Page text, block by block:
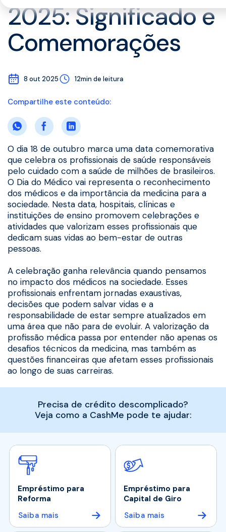
2025: Significado e
Comemorações
8 out 2025 12min de leitura
O dia 18 de outubro marca uma data comemorativa
que celebra os profissionais de saúde responsáveis
pelo cuidado com a saúde de milhões de brasileiros.
O Dia do Médico vai representa o reconhecimento
dos médicos e da importância da medicina para a
sociedade. Nesta data, hospitais, clínicas e
instituições de ensino promovem celebrações e
atividades que valorizam esses profissionais que
dedicam suas vidas ao bem-estar de outras
pessoas.
A celebração ganha relevância quando pensamos
no impacto dos médicos na sociedade. Esses
profissionais enfrentam jornadas exaustivas,
decisões que podem salvar vidas e a
responsabilidade de estar sempre atualizados em
uma área que não para de evoluir. A valorização da
profissão médica passa por entender não apenas os
desafios técnicos da medicina, mas também as
questões financeiras que afetam esses profissionais
ao longo de suas carreiras.
Precisa de crédito descomplicado?
Veja como a CashMe pode te ajudar:
Empréstimo para
Reforma
Saiba mais
Empréstimo para
Capital de Giro
Saiba mais
Compartilhe este conteúdo: